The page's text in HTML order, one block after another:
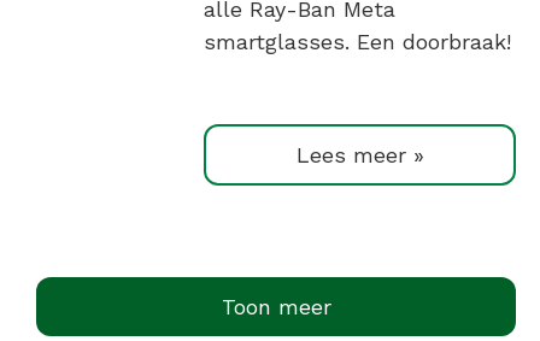
alle Ray-Ban Meta
smartglasses. Een doorbraak!
Lees meer »
Toon meer